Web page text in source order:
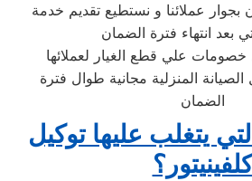
عملائنا و نستطيع تقديم خدمة
بعد انتهاء فترة الضمان
خصومات علي قطع الغيار لعملائها
المنزلية مجانية طوال فترة
الضمان
يتغلب عليها توكيل
كلفينيتور؟